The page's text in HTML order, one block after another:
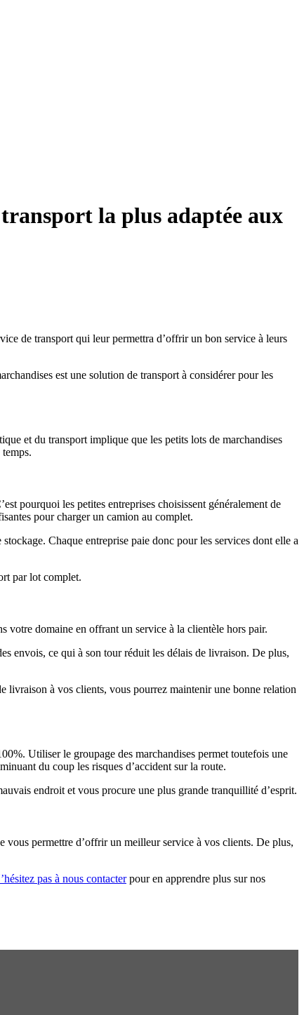
la plus adaptée aux
de transport qui leur permettra d’offrir un bon service à leurs
est une solution de transport à considérer pour les
et du transport implique que les petits lots de marchandises
pourquoi les petites entreprises choisissent généralement de
pour charger un camion au complet.
Chaque entreprise paie donc pour les services dont elle a
par lot complet.
votre domaine en offrant un service à la clientèle hors pair.
envois, ce qui à son tour réduit les délais de livraison. De plus,
livraison à vos clients, vous pourrez maintenir une bonne relation
Utiliser le groupage des marchandises permet toutefois une
du coup les risques d’accident sur la route.
endroit et vous procure une plus grande tranquillité d’esprit.
vous permettre d’offrir un meilleur service à vos clients. De plus,
pas à nous contacterpour en apprendre plus sur nos